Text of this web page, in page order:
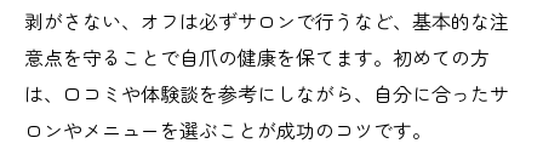
剥がさない、オフは必ずサロンで行うなど、基本的な注
意点を守ることで自爪の健康を保てます。初めての方
は、口コミや体験談を参考にしながら、自分に合ったサ
ロンやメニューを選ぶことが成功のコツです。